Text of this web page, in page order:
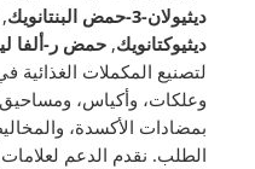
ديثيولان-3-حمض البنتانويك
,
ديثيوكتانويك,حمض ر-ألفا
لتصنيع المكملات الغذائية
وعلكات، وأكياس، ومساحيق
بمضادات الأكسدة،
الطلب. نقدم الدعم لعلامات